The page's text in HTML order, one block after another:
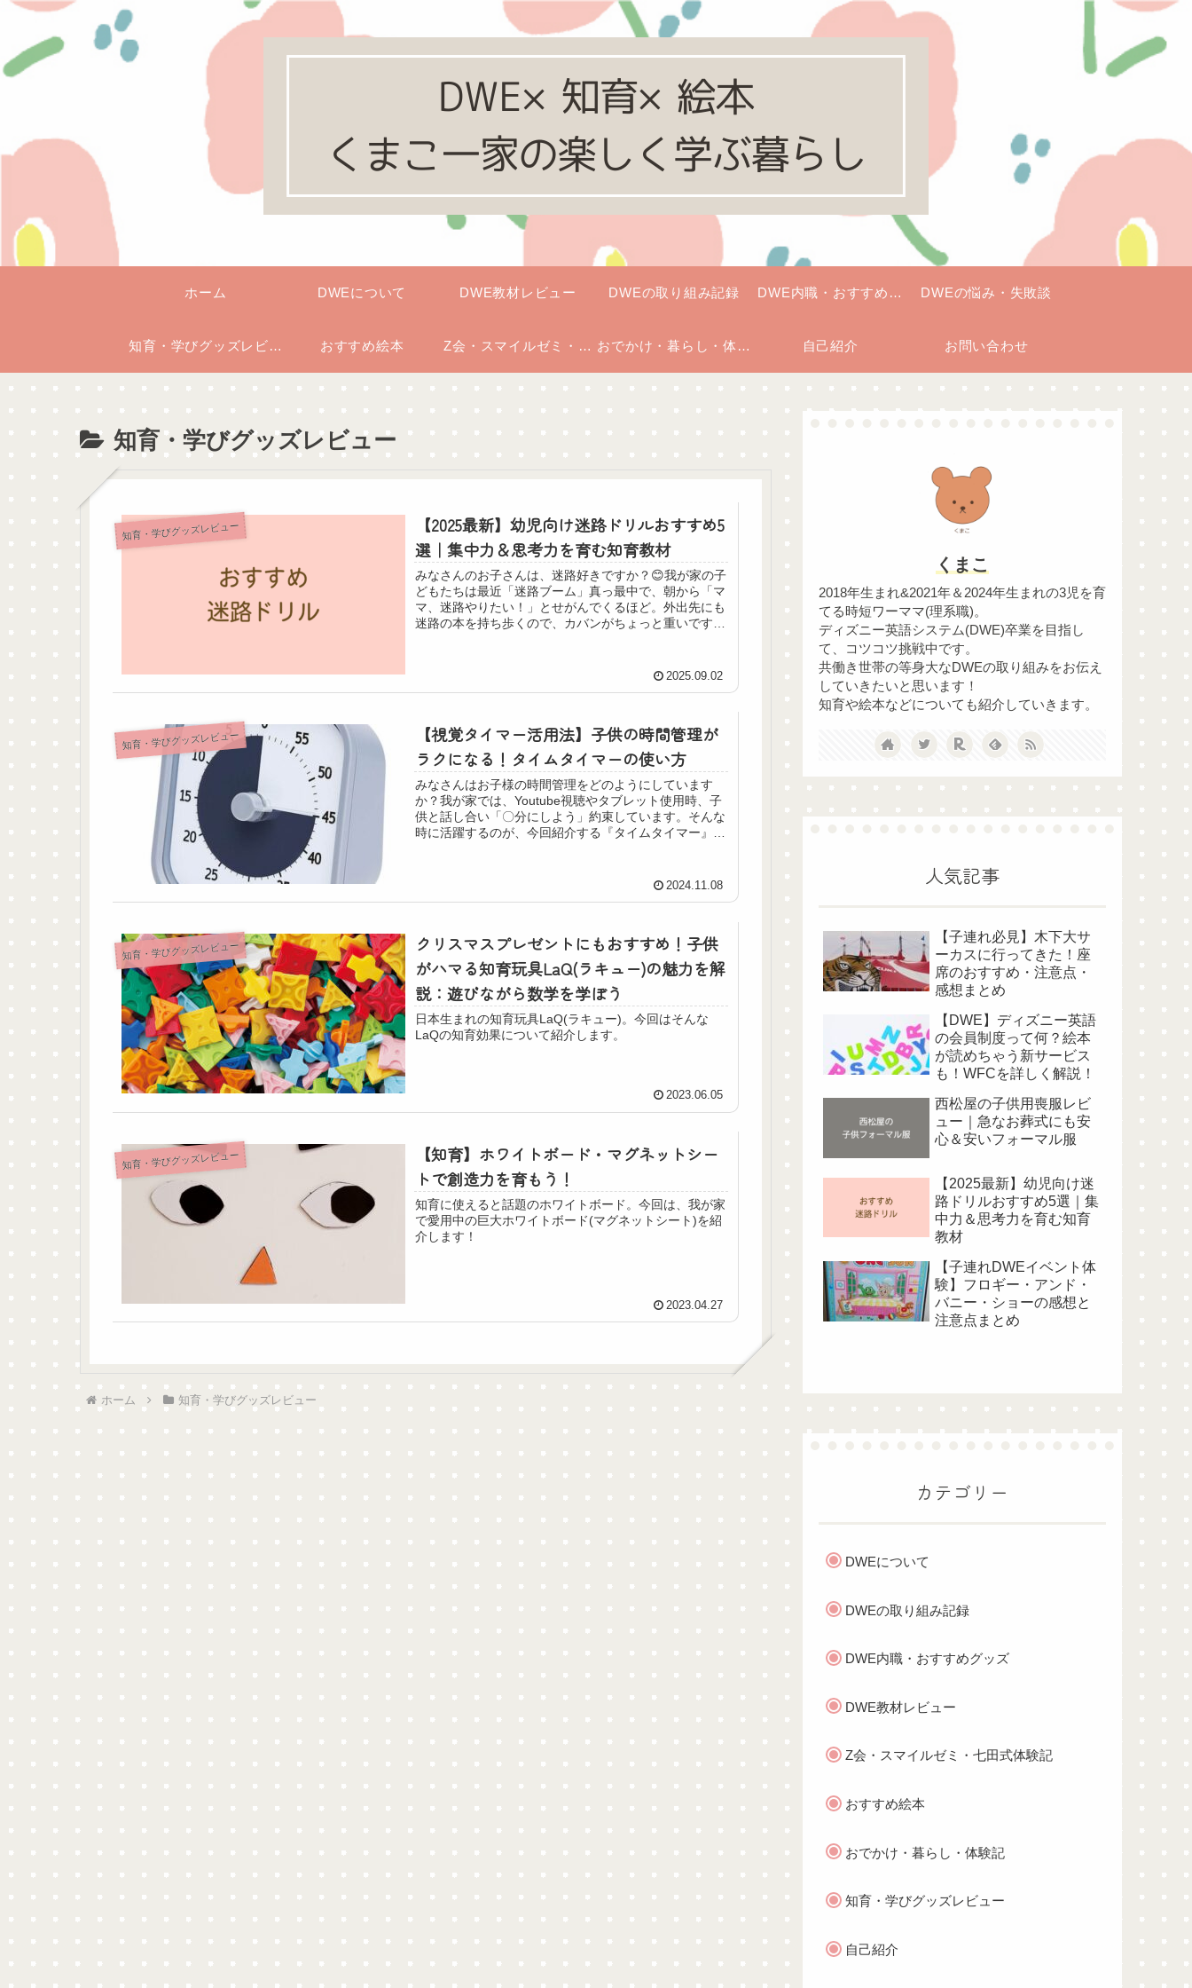
ホーム DWEについて DWE教材レビュー DWEの取り組み記録 DWE内職・おすすめグ
ッズ
DWEの悩み・失敗談
知育・学びグッズレビュ おすすめ絵本 Z会・スマイルゼミ・七 おでかけ・暮らし・体験 自己紹介 お問い合わせ
知育・学びグッズレビュー
知育・学びグッズレビュー
【2025最新】幼児向け迷路ドリルおすすめ5
選｜集中力＆思考力を育む知育教材
みなさんのお子さんは、迷路好きですか？😊我が家の子
どもたちは最近「迷路ブーム」真っ最中で、朝から「マ
マ、迷路やりたい！」とせがんでくるほど。外出先にも
迷路の本を持ち歩くので、カバンがちょっと重いです
2025.09.02
知育・学びグッズレビュー
【視覚タイマー活用法】子供の時間管理が
ラクになる！タイムタイマーの使い方
みなさんはお子様の時間管理をどのようにしています
か？我が家では、Youtube視聴やタブレット使用時、子
供と話し合い「〇分にしよう」約束しています。そんな
時に活躍するのが、今回紹介する『タイムタイマー』。
2024.11.08
知育・学びグッズレビュー
クリスマスプレゼントにもおすすめ！子供
がハマる知育玩具LaQ(ラキュー)の魅力を解
説：遊びながら数学を学ぼう
日本生まれの知育玩具LaQ(ラキュー)。今回はそんな
LaQの知育効果について紹介します。
2023.06.05
知育・学びグッズレビュー
【知育】ホワイトボード・マグネットシー
トで創造力を育もう！
知育に使えると話題のホワイトボード。今回は、我が家
で愛用中の巨大ホワイトボード(マグネットシート)を紹
介します！
2023.04.27
ホーム 知育・学びグッズレビュー
くまこ
2018年生まれ&2021年＆2024年生まれの3児を育
てる時短ワーママ(理系職)。
ディズニー英語システム(DWE)卒業を目指し
て、コツコツ挑戦中です。
共働き世帯の等身大なDWEの取り組みをお伝え
していきたいと思います！
知育や絵本などについても紹介していきます。
人気記事
【子連れ必見】木下大サ
ーカスに行ってきた！座
席のおすすめ・注意点・
感想まとめ
【DWE】ディズニー英語
の会員制度って何？絵本
が読めちゃう新サービス
も！WFCを詳しく解説！
西松屋の子供用喪服レビ
ュー｜急なお葬式にも安
心＆安いフォーマル服
【2025最新】幼児向け迷
路ドリルおすすめ5選｜集
中力＆思考力を育む知育
教材
【子連れDWEイベント体
験】フロギー・アンド・
バニー・ショーの感想と
注意点まとめ
カテゴリー
DWEについて
DWEの取り組み記録
DWE内職・おすすめグッズ
DWE教材レビュー
Z会・スマイルゼミ・七田式体験記
おすすめ絵本
おでかけ・暮らし・体験記
知育・学びグッズレビュー
自己紹介